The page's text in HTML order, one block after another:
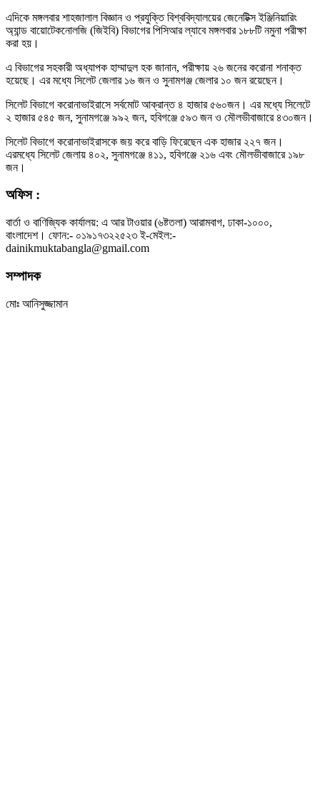
এদিকে মঙ্গলবার শাহজালাল বিজ্ঞান ও প্রযুক্তি বিশ্ববিদ্যালয়ের জেনেটিক্স ইঞ্জিনিয়ারিং
অ্যান্ড বায়োটেকনোলজি (জিইবি) বিভাগের পিসিআর ল্যাবে মঙ্গলবার ১৮৮টি নমুনা পরীক্ষা
করা হয়।
এ বিভাগের সহকারী অধ্যাপক হাম্মাদুল হক জানান, পরীক্ষায় ২৬ জনের করোনা শনাক্ত
হয়েছে। এর মধ্যে সিলেট জেলার ১৬ জন ও সুনামগঞ্জ জেলার ১০ জন রয়েছেন।
সিলেট বিভাগে করোনাভাইরাসে সর্বমোট আক্রান্ত ৪ হাজার ৫৬০জন। এর মধ্যে সিলেটে
২ হাজার ৫৪৫ জন, সুনামগঞ্জে ৯৯২ জন, হবিগঞ্জে ৫৯৩ জন ও মৌলভীবাজারে ৪৩০জন।
সিলেট বিভাগে করোনাভাইরাসকে জয় করে বাড়ি ফিরেছেন এক হাজার ২২৭ জন।
এরমধ্যে সিলেট জেলায় ৪০২, সুনামগঞ্জে ৪১১, হবিগঞ্জে ২১৬ এবং মৌলভীবাজারে ১৯৮
জন।
অফিস :
বার্তা ও বাণিজ্যিক কার্যালয়: এ আর টাওয়ার (৬ষ্টতলা) আরামবাগ, ঢাকা-১০০০,
বাংলাদেশ। ফোন:- ০১৯১৭৩২২৫২৩ ই-মেইল:-
dainikmuktabangla@gmail.com
সম্পাদক
মোঃ আনিসুজ্জামান